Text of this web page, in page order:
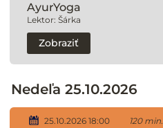
AyurYoga
Lektor: Šárka
Zobraziť
Nedeľa 25.10.2026
25.10.2026 18:00 120 min.